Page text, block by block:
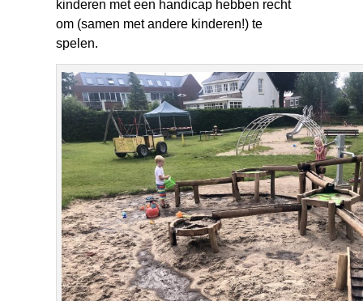
kinderen met een handicap hebben recht
om (samen met andere kinderen!) te
spelen.